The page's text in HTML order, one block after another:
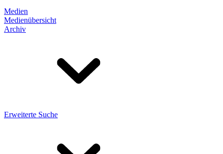
Medien
Medienübersicht
Archiv
Erweiterte Suche